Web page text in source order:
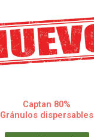
Captan 80%
Gránulos dispersables